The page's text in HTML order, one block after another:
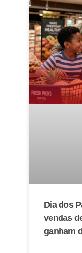
Dia dos
vendas
ganham